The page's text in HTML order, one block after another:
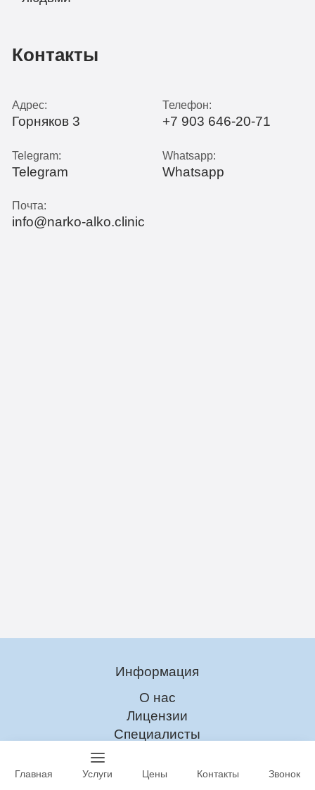
Контакты
Адрес:
Горняков 3
Телефон:
+7 903 646-20-71
Telegram:
Telegram
Whatsapp:
Whatsapp
Почта:
info@narko-alko.clinic
Информация
О нас
Лицензии
Специалисты
Наркомания
Главная Услуги Цены Контакты Звонок